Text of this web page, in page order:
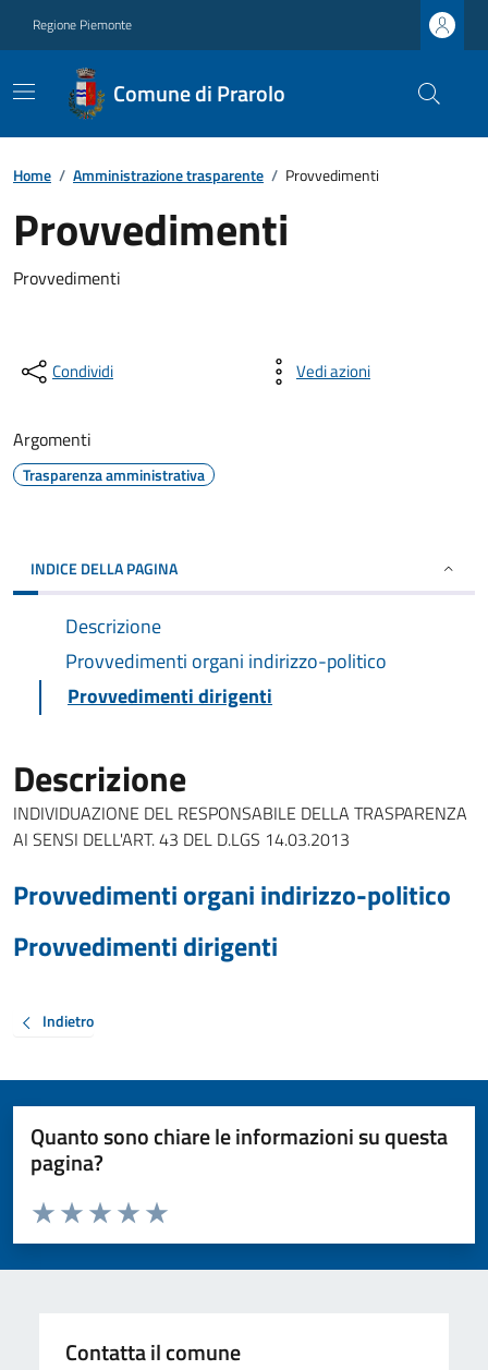
Regione Piemonte
Comune di Prarolo
Home / Amministrazione trasparente / Provvedimenti
Provvedimenti
Provvedimenti
Condividi Vedi azioni
Argomenti
Trasparenza amministrativa
INDICE DELLA PAGINA
Descrizione
Provvedimenti organi indirizzo-politico
Provvedimenti dirigenti
Descrizione
INDIVIDUAZIONE DEL RESPONSABILE DELLA TRASPARENZA
AI SENSI DELL'ART. 43 DEL D.LGS 14.03.2013
Provvedimenti organi indirizzo-politico
Provvedimenti dirigenti
Indietro
Quanto sono chiare le informazioni su questa
pagina?
Valuta da 1 a 5 stelle la pagina
Valuta 5 stelle su 5
Valuta 4 stelle su 5
Valuta 3 stelle su 5
Valuta 2 stelle su 5
Valuta 1 stelle su 5
Contatta il comune